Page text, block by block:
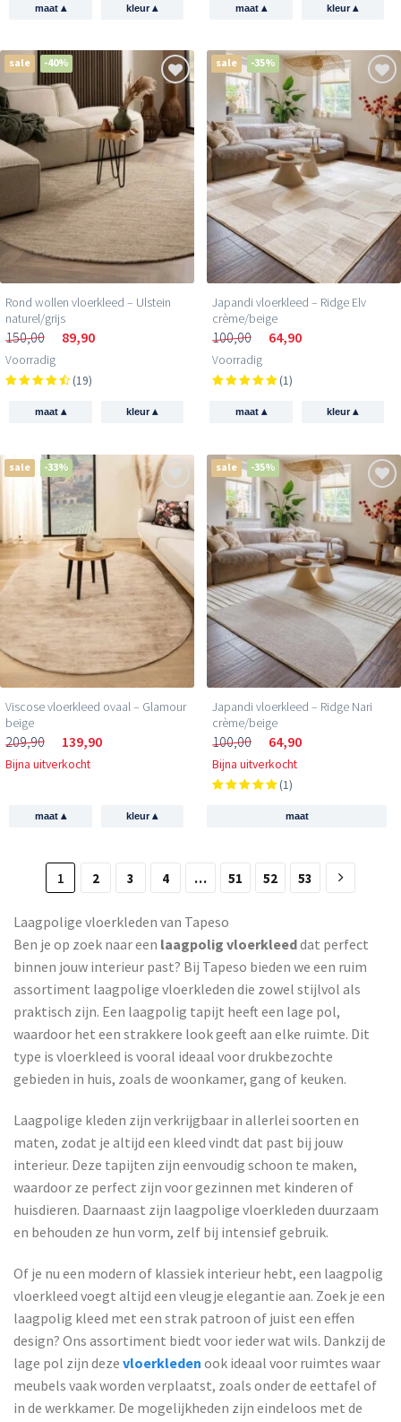
maat ▴ kleur▴ maat ▴ kleur▴
sale -40%
Rond wollen vloerkleed – Ulstein
naturel/grijs
150,00 89,90
Voorradig
(19)
maat ▴ kleur▴
sale -35%
Japandi vloerkleed – Ridge Elv
crème/beige
100,00 64,90
Voorradig
(1)
maat ▴ kleur▴
sale -33%
Viscose vloerkleed ovaal – Glamour
beige
209,90 139,90
Bijna uitverkocht
maat ▴ kleur▴
sale -35%
Japandi vloerkleed – Ridge Nari
crème/beige
100,00 64,90
Bijna uitverkocht
(1)
maat
1 2 3 4 … 51 52 53
Laagpolige vloerkleden van Tapeso
Ben je op zoek naar een laagpolig vloerkleeddat perfect
binnen jouw interieur past? Bij Tapeso bieden we een ruim
assortiment laagpolige vloerkleden die zowel stijlvol als
praktisch zijn. Een laagpolig tapijt heeft een lage pol,
waardoor het een strakkere look geeft aan elke ruimte. Dit
type is vloerkleed is vooral ideaal voor drukbezochte
gebieden in huis, zoals de woonkamer, gang of keuken.
Laagpolige kleden zijn verkrijgbaar in allerlei soorten en
maten, zodat je altijd een kleed vindt dat past bij jouw
interieur. Deze tapijten zijn eenvoudig schoon te maken,
waardoor ze perfect zijn voor gezinnen met kinderen of
huisdieren. Daarnaast zijn laagpolige vloerkleden duurzaam
en behouden ze hun vorm, zelf bij intensief gebruik.
Of je nu een modern of klassiek interieur hebt, een laagpolig
vloerkleed voegt altijd een vleugje elegantie aan. Zoek je een
laagpolig kleed met een strak patroon of juist een effen
design? Ons assortiment biedt voor ieder wat wils. Dankzij de
lage pol zijn deze vloerkleden ook ideaal voor ruimtes waar
meubels vaak worden verplaatst, zoals onder de eettafel of
in de werkkamer. De mogelijkheden zijn eindeloos met de